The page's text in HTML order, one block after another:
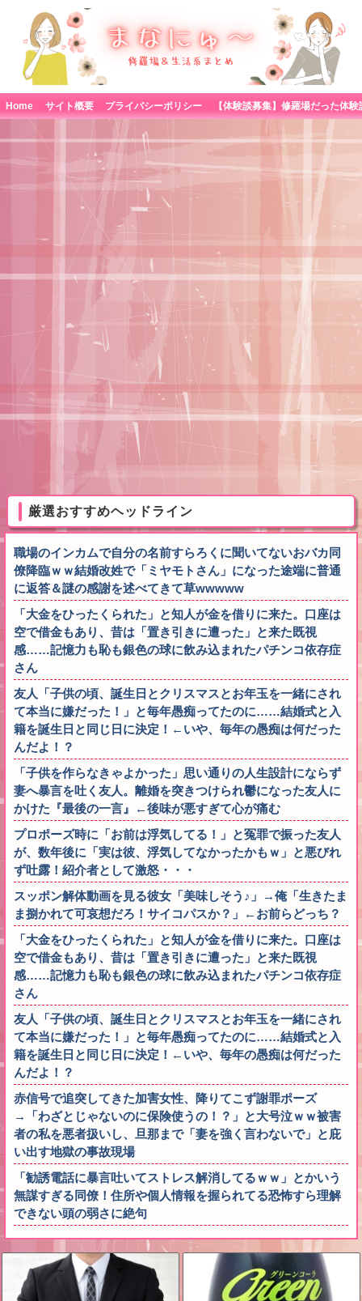
Home サイト概要 プライバシーポリシー
厳選おすすめヘッドライン
職場のインカムで自分の名前すらろくに聞いてないおバカ同
僚降臨ｗｗ結婚改姓で「ミヤモトさん」になった途端に普通
に返答＆謎の感謝を述べてきて草wwwww
「大金をひったくられた」と知人が金を借りに来た。口座は
空で借金もあり、昔は「置き引きに遭った」と来た既視
感……記憶力も恥も銀色の球に飲み込まれたパチンコ依存症
さん
友人「子供の頃、誕生日とクリスマスとお年玉を一緒にされ
て本当に嫌だった！」と毎年愚痴ってたのに……結婚式と入
籍を誕生日と同じ日に決定！←いや、毎年の愚痴は何だった
んだよ！？
「子供を作らなきゃよかった」思い通りの人生設計にならず
妻へ暴言を吐く友人。離婚を突きつけられ鬱になった友人に
かけた『最後の一言』←後味が悪すぎて心が痛む
プロポーズ時に「お前は浮気してる！」と冤罪で振った友人
が、数年後に「実は彼、浮気してなかったかもｗ」と悪びれ
ず吐露！紹介者として激怒・・・
スッポン解体動画を見る彼女「美味しそう♪」→俺「生きたま
ま捌かれて可哀想だろ！サイコパスか？」←お前らどっち？
「大金をひったくられた」と知人が金を借りに来た。口座は
空で借金もあり、昔は「置き引きに遭った」と来た既視
感……記憶力も恥も銀色の球に飲み込まれたパチンコ依存症
さん
友人「子供の頃、誕生日とクリスマスとお年玉を一緒にされ
て本当に嫌だった！」と毎年愚痴ってたのに……結婚式と入
籍を誕生日と同じ日に決定！←いや、毎年の愚痴は何だった
んだよ！？
赤信号で追突してきた加害女性、降りてこず謝罪ポーズ
→「わざとじゃないのに保険使うの！？」と大号泣ｗｗ被害
者の私を悪者扱いし、旦那まで「妻を強く言わないで」と庇
い出す地獄の事故現場
「勧誘電話に暴言吐いてストレス解消してるｗｗ」とかいう
無謀すぎる同僚！住所や個人情報を握られてる恐怖すら理解
できない頭の弱さに絶句